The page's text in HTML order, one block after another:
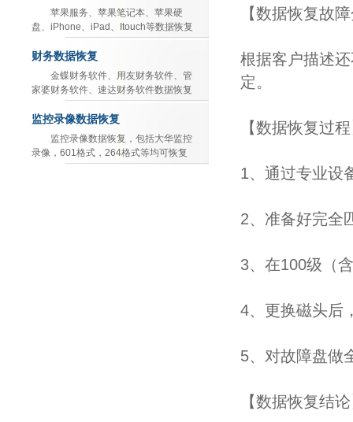
苹果服务、苹果笔记本、苹果硬
盘、iPhone、iPad、Itouch等数据恢复
财务数据恢复
金蝶财务软件、用友财务软件、管
家婆财务软件、速达财务软件数据恢复
监控录像数据恢复
监控录像数据恢复，包括大华监控
录像，601格式，264格式等均可恢复
【数据恢复故
根据客户描述
定。
【数据恢复过
1、通过专业设
2、准备好完全
3、在100级（
4、更换磁头后
5、对故障盘做
【数据恢复结